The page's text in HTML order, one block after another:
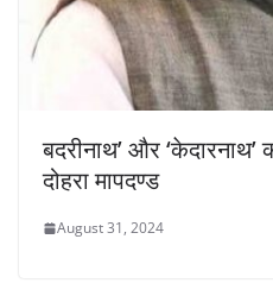
बदरीनाथ’ और
दोहरा मापदण्ड
August 31, 2024